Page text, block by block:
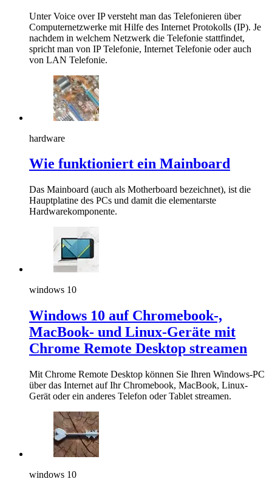
Unter Voice over IP versteht man das Telefonieren über
Computernetzwerke mit Hilfe des Internet Protokolls (IP). Je
nachdem in welchem Netzwerk die Telefonie stattfindet,
spricht man von IP Telefonie, Internet Telefonie oder auch
von LAN Telefonie.
hardware
Wie funktioniert ein Mainboard
Das Mainboard (auch als Motherboard bezeichnet), ist die
Hauptplatine des PCs und damit die elementarste
Hardwarekomponente.
windows 10
Windows 10 auf Chromebook-,
MacBook- und Linux-Geräte mit
Chrome Remote Desktop streamen
Mit Chrome Remote Desktop können Sie Ihren Windows-PC
über das Internet auf Ihr Chromebook, MacBook, Linux-
Gerät oder ein anderes Telefon oder Tablet streamen.
windows 10